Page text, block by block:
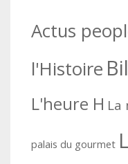
Actus
l'Histoire
L'heure H La
palais du gourmet